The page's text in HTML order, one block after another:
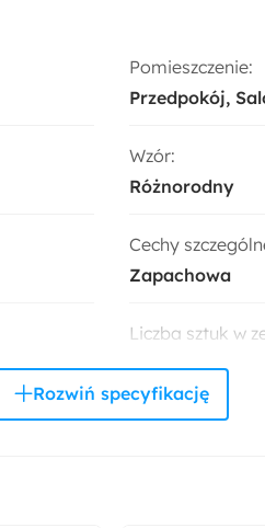
Pomieszczenie:
Przedpokój
Wzór:
Różnorodny
Cechy
Zapachowa
Liczba sztuk w
2
Montaż: